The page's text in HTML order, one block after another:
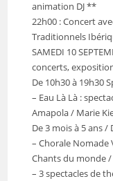
animation DJ **
22h00 : Concert
Traditionnels
SAMEDI 10
concerts,
De 10h30 à 19h30
– Eau Là Là :
Amapola / Marie
De 3 mois à 5 ans
– Chorale Nomade
Chants du monde
– 3 spectacles de